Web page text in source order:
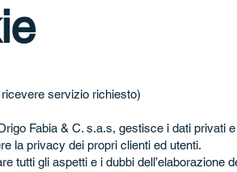
servizio richiesto)
Fabia & C. s.a.s, gestisce i dati privati
la privacy dei propri clienti ed utenti.
tutti gli aspetti e i dubbi dell’elaborazione